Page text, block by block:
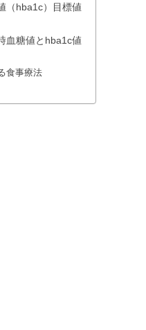
（hba1c）目標値
血糖値とhba1c値
食事療法